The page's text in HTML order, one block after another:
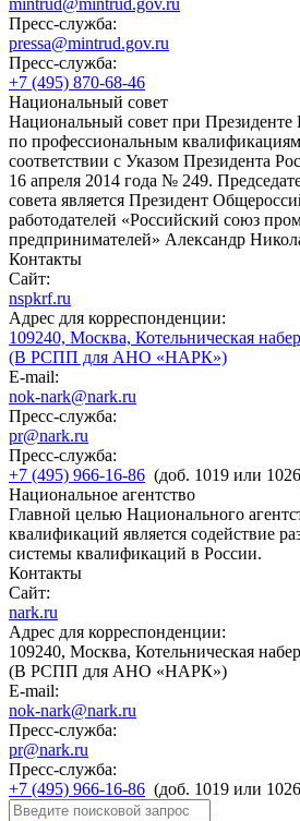
mintrud@mintrud.gov.ru
Пресс-служба:
pressa@mintrud.gov.ru
Пресс-служба:
+7 (495) 870-68-46
Национальный совет
Национальный совет при Президенте
по профессиональным
соответствии с Указом Президента
16 апреля 2014 года № 249.
совета является Президент
работодателей «Российский союз
предпринимателей» Александр
Контакты
Сайт:
nspkrf.ru
Адрес для корреспонденции:
109240, Москва, Котельническая
(В РСПП для АНО «НАРК»)
E-mail:
nok-nark@nark.ru
Пресс-служба:
pr@nark.ru
Пресс-служба:
+7 (495) 966-16-86 (доб. 1019 или
Национальное агентство
Главной целью Национального
квалификаций является содействие
системы квалификаций в России.
Контакты
Сайт:
nark.ru
Адрес для корреспонденции:
109240, Москва, Котельническая
(В РСПП для АНО «НАРК»)
E-mail:
nok-nark@nark.ru
Пресс-служба:
pr@nark.ru
Пресс-служба:
+7 (495) 966-16-86 (доб. 1019 или